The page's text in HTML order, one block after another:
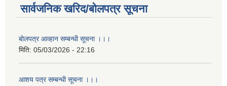
सार्वजनिक खरिद/बोलपत्र सूचना
बोलपत्र आव्हान सम्बन्धी सूचना ।।।
मिति: 05/03/2026 - 22:16
आशय पत्र सम्बन्धी सूचना ।।।